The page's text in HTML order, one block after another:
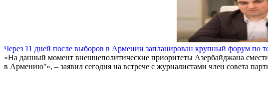
Через 11 дней после выборов в Армении запланирован крупный форум по
«На данный момент внешнеполитические приоритеты Азербайджана
в Армениюʺ», – заявил сегодня на встрече с журналистами член совета